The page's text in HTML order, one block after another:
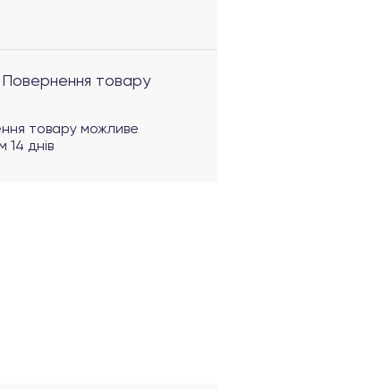
Повернення товару
товару можливе
14 днів